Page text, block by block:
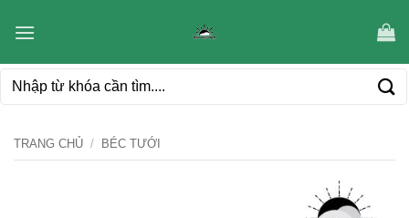
qua
dung
Tìm
TRANG CHỦ / BÉC TƯỚI